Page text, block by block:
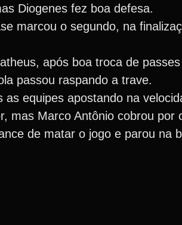
Diogenes fez boa defesa.
marcou o segundo, na
após boa troca de
passou raspando a trave.
equipes apostando na
mas Marco Antônio cobrou por
de matar o jogo e parou na